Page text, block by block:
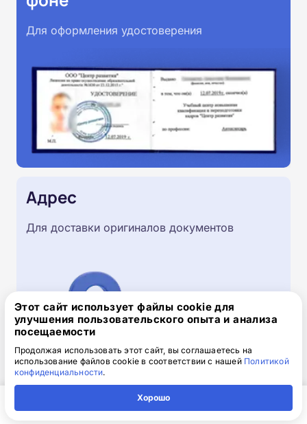
Для оформления удостоверения
Адрес
Для доставки оригиналов документов
Скачайте заявку на обучение
Этот сайт использует файлы cookie для
улучшения пользовательского опыта и анализа
посещаемости
Продолжая использовать этот сайт, вы соглашаетесь на
использование файлов cookie в соответствии с нашей Политикой
конфиденциальности.
Хорошо